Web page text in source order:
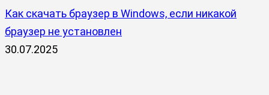
Как скачать браузер в Windows, если никакой
браузер не установлен
30.07.2025